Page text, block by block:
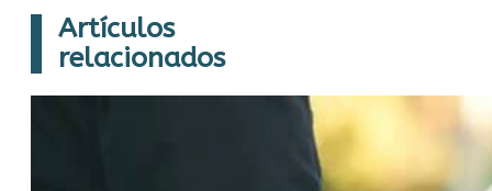
Artículos
relacionados